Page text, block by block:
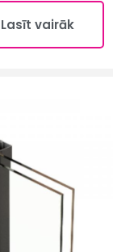
Lasīt vairāk